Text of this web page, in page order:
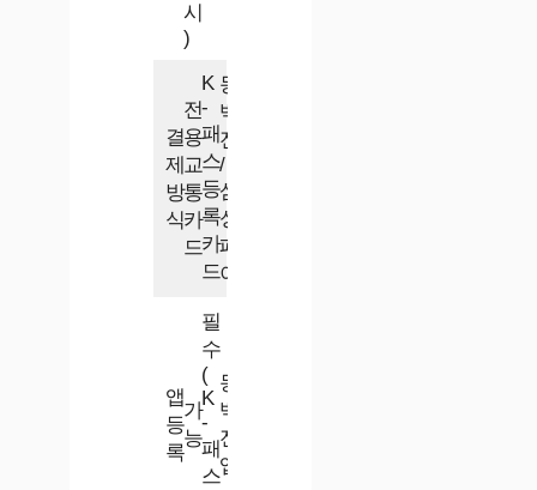
시
)
결
제
방
식
전
용
교
통
카
드
K
-
패
스
등
록
카
드
동
백
전
/
삼
성
페
이
앱
등
록
가
능
필
수
(
K
-
패
스
동
백
전
앱